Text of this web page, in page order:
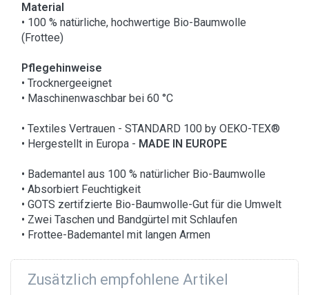
Material
• 100 % natürliche, hochwertige Bio-Baumwolle
(Frottee)
Pflegehinweise
• Trocknergeeignet
• Maschinenwaschbar bei 60 °C
• Textiles Vertrauen - STANDARD 100 by OEKO-TEX®
• Hergestellt in Europa - MADE IN EUROPE
• Bademantel aus 100 % natürlicher Bio-Baumwolle
• Absorbiert Feuchtigkeit
• GOTS zertifzierte Bio-Baumwolle-Gut für die Umwelt
• Zwei Taschen und Bandgürtel mit Schlaufen
• Frottee-Bademantel mit langen Armen
Zusätzlich empfohlene Artikel